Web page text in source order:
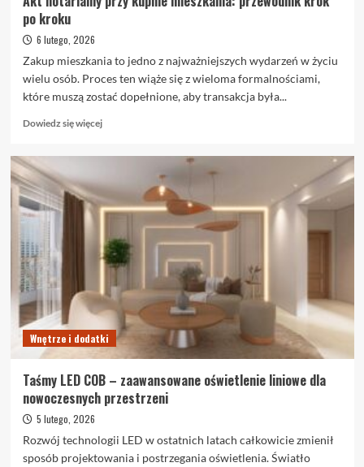
po kroku
6 lutego, 2026
Zakup mieszkania to jedno z najważniejszych wydarzeń w życiu
wielu osób. Proces ten wiąże się z wieloma formalnościami,
które muszą zostać dopełnione, aby transakcja była...
Dowiedz się więcejDowiedz
Akt
notarialny
przy
mieszkania:
przewodnik
po
kroku
Wnętrze i dodatki
Taśmy LED COB – zaawansowane oświetlenie liniowe dla
nowoczesnych przestrzeni
5 lutego, 2026
Rozwój technologii LED w ostatnich latach całkowicie zmienił
sposób projektowania i postrzegania oświetlenia. Światło